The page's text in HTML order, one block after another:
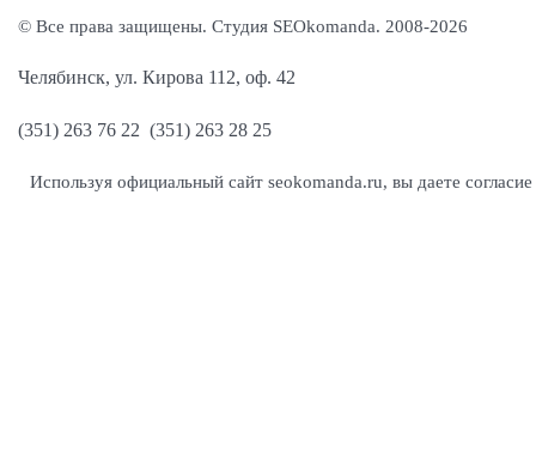
© Все права защищены. Студия SEOkomanda. 2008-2026
Челябинск, ул. Кирова 112, оф. 42
(351) 263 76 22 (351) 263 28 25
Используя официальный сайт seokomanda.ru, вы даете